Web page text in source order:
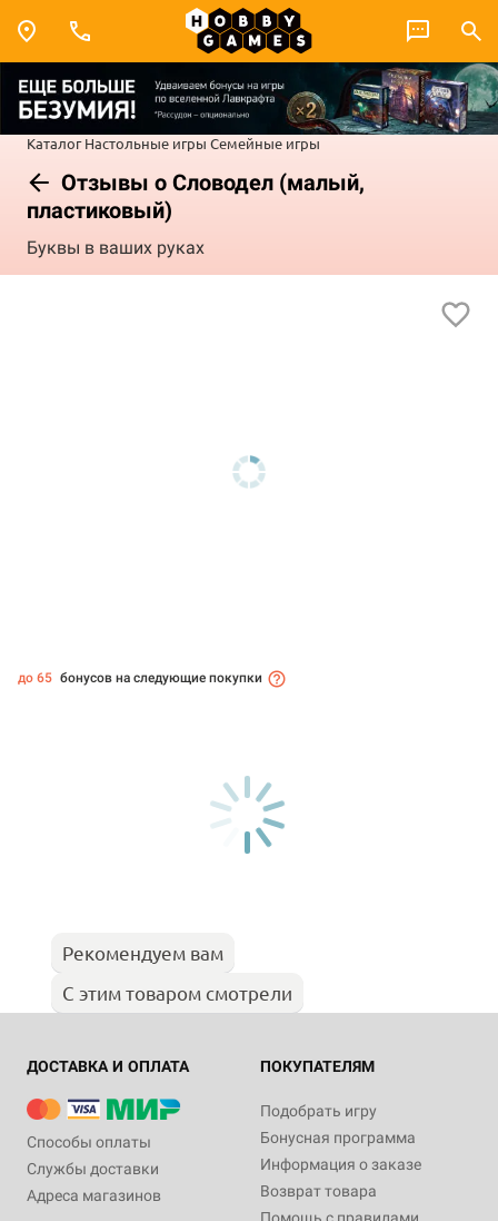
Каталог Настольные игры Семейные игры
Отзывы о Словодел (малый,
пластиковый)
Буквы в ваших руках
до 65 бонусов на следующие покупки
Рекомендуем вам
С этим товаром смотрели
ДОСТАВКА И ОПЛАТА
Способы оплаты
Службы доставки
Адреса магазинов
ПОКУПАТЕЛЯМ
Подобрать игру
Бонусная программа
Информация о заказе
Возврат товара